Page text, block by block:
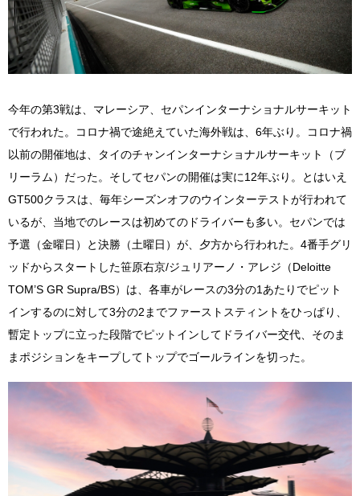
今年の第3戦は、マレーシア、セパンインターナショナルサーキット
で行われた。コロナ禍で途絶えていた海外戦は、6年ぶり。コロナ禍
以前の開催地は、タイのチャンインターナショナルサーキット（ブ
リーラム）だった。そしてセパンの開催は実に12年ぶり。とはいえ
GT500クラスは、毎年シーズンオフのウインターテストが行われて
いるが、当地でのレースは初めてのドライバーも多い。セパンでは
予選（金曜日）と決勝（土曜日）が、夕方から行われた。4番手グリ
ッドからスタートした笹原右京/ジュリアーノ・アレジ（Deloitte
TOM’S GR Supra/BS）は、各車がレースの3分の1あたりでピット
インするのに対して3分の2までファーストスティントをひっぱり、
暫定トップに立った段階でピットインしてドライバー交代、そのま
まポジションをキープしてトップでゴールラインを切った。